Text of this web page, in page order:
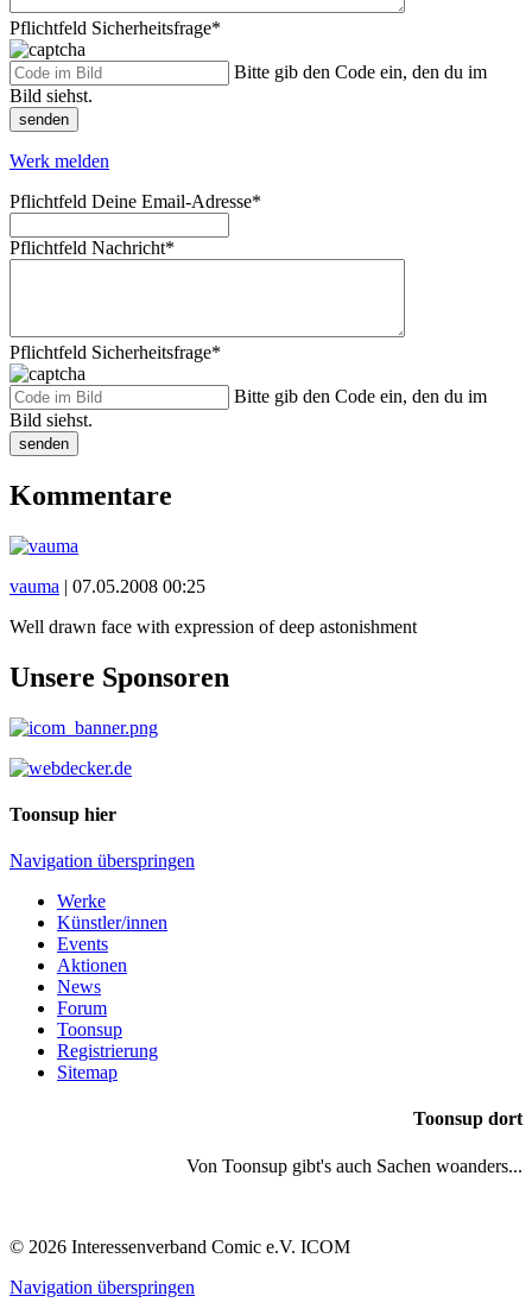
Pflichtfeld Sicherheitsfrage*
Bitte gib den Code ein, den du im
Bild siehst.
senden
Werk melden
Pflichtfeld Deine Email-Adresse*
Pflichtfeld Nachricht*
Pflichtfeld Sicherheitsfrage*
Bitte gib den Code ein, den du im
Bild siehst.
senden
Kommentare
vauma | 07.05.2008 00:25
Well drawn face with expression of deep astonishment
Unsere Sponsoren
Toonsup hier
Navigation überspringen
Werke
Künstler/innen
Events
Aktionen
News
Forum
Toonsup
Registrierung
Sitemap
Toonsup dort
Von Toonsup gibt's auch Sachen woanders...
© 2026 Interessenverband Comic e.V. ICOM
Navigation überspringen